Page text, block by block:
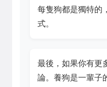
每隻狗都是獨特的
式。
最後，如果你有更
論。養狗是一輩子